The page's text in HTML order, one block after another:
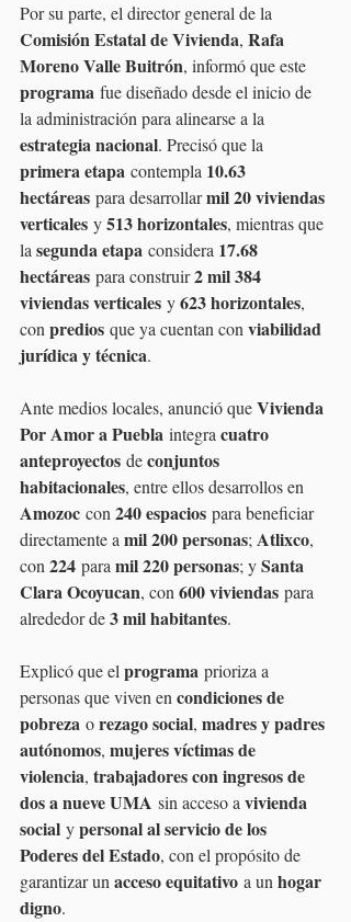
Por su parte, el director general de la
Comisión Estatal de Vivienda, Rafa
Moreno Valle Buitrón, informó que este
programa fue diseñado desde el inicio de
la administración para alinearse a la
estrategia nacional. Precisó que la
primera etapa contempla 10.63
hectáreas para desarrollar mil 20 viviendas
verticales y 513 horizontales, mientras que
la segunda etapa considera 17.68
hectáreas para construir 2 mil 384
viviendas verticales y 623 horizontales,
con predios que ya cuentan con viabilidad
jurídica y técnica.
Ante medios locales, anunció que Vivienda
Por Amor a Puebla integra cuatro
anteproyectos de conjuntos
habitacionales, entre ellos desarrollos en
Amozoc con 240 espacios para beneficiar
directamente a mil 200 personas; Atlixco,
con 224 para mil 220 personas; y Santa
Clara Ocoyucan, con 600 viviendas para
alrededor de 3 mil habitantes.
Explicó que el programa prioriza a
personas que viven en condiciones de
pobreza o rezago social, madres y padres
autónomos, mujeres víctimas de
violencia, trabajadores con ingresos de
dos a nueve UMA sin acceso a vivienda
social y personal al servicio de los
Poderes del Estado, con el propósito de
garantizar un acceso equitativo a un hogar
digno.